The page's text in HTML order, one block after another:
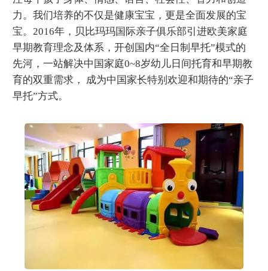
力。我们培养的不仅是健康宝宝，更是全面发展的宝
宝。2016年，贝比玛玛国际亲子俱乐部引进欧美家庭
早期教育理念及体系，开创国内“全日制早托”模式的
先河，一站解决中国家庭0~8岁幼儿日间托育和早期教
育的双重需求， 成为中国家长特别欢迎和期待的“亲子
早托”方式。